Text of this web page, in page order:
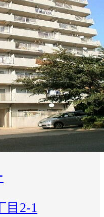
目2-1